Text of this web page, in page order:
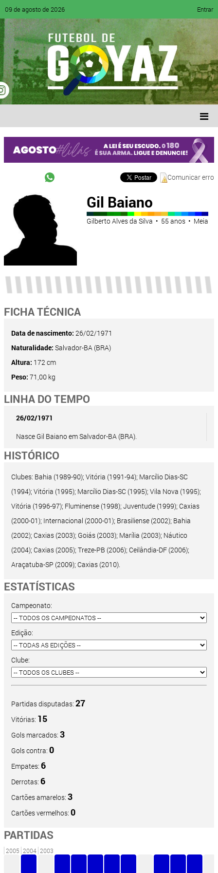
09 de agosto de 2026 Entrar
Comunicar erro
Gil Baiano
Gilberto Alves da Silva • 55 anos • Meia
FICHA TÉCNICA
Data de nascimento: 26/02/1971
Naturalidade: Salvador-BA (BRA)
Altura: 172 cm
Peso: 71,00 kg
LINHA DO TEMPO
26/02/1971
Nasce Gil Baiano em Salvador-BA (BRA).
HISTÓRICO
Clubes: Bahia (1989-90); Vitória (1991-94); Marcílio Dias-SC
(1994); Vitória (1995); Marcílio Dias-SC (1995); Vila Nova (1995);
Vitória (1996-97); Fluminense (1998); Juventude (1999); Caxias
(2000-01); Internacional (2000-01); Brasiliense (2002); Bahia
(2002); Caxias (2003); Goiás (2003); Marília (2003); Náutico
(2004); Caxias (2005); Treze-PB (2006); Ceilândia-DF (2006);
Araçatuba-SP (2009); Caxias (2010).
ESTATÍSTICAS
Campeonato:
Edição:
Clube:
Partidas disputadas: 27
Vitórias: 15
Gols marcados: 3
Gols contra: 0
Empates: 6
Derrotas: 6
Cartões amarelos: 3
Cartões vermelhos: 0
PARTIDAS
2005 2004 2003